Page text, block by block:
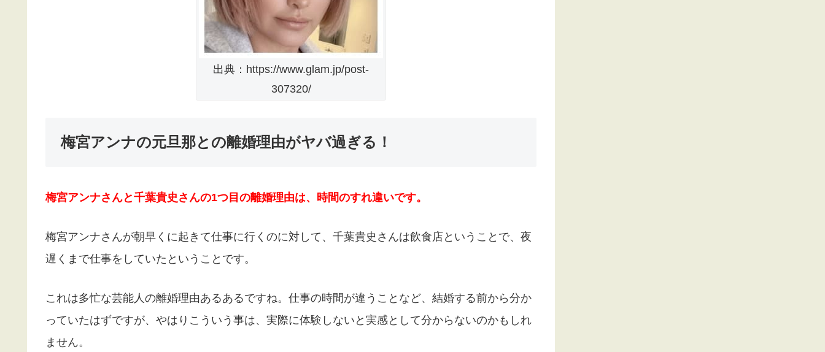
出典：https://www.glam.jp/post-
307320/
梅宮アンナの元旦那との離婚理由がヤバ過ぎる！
梅宮アンナさんと千葉貴史さんの1つ目の離婚理由は、時間のすれ違いです。
梅宮アンナさんが朝早くに起きて仕事に行くのに対して、千葉貴史さんは飲食店ということで、夜
遅くまで仕事をしていたということです。
これは多忙な芸能人の離婚理由あるあるですね。仕事の時間が違うことなど、結婚する前から分か
っていたはずですが、やはりこういう事は、実際に体験しないと実感として分からないのかもしれ
ません。